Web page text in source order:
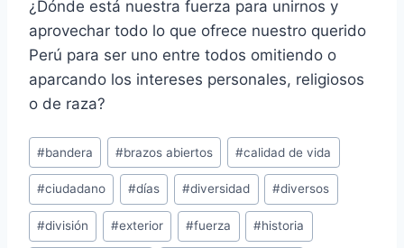
¿Dónde está nuestra fuerza para unirnos y
aprovechar todo lo que ofrece nuestro querido
Perú para ser uno entre todos omitiendo o
aparcando los intereses personales, religiosos
o de raza?
Etiquetas
de
la
entrada:
#bandera #brazos abiertos #calidad de vida
#ciudadano #días #diversidad #diversos
#división #exterior #fuerza #historia